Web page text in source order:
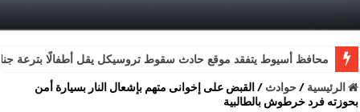
محافظ أسيوط يتفقد موقع حادث سقوط تروسيكل يقل أطفالًا بترعة
الرئيسية /حوادث /القبض على إخوانى متهم بإشعال النار بسيارة أمن
بحوزته فرد خرطوش بالطالبية